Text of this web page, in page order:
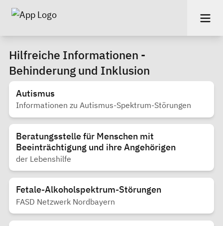
Hilfreiche Informationen -
Behinderung und Inklusion
Autismus
Informationen zu Autismus-Spektrum-Störungen
Beratungsstelle für Menschen mit
Beeinträchtigung und ihre Angehörigen
der Lebenshilfe
Fetale-Alkoholspektrum-Störungen
FASD Netzwerk Nordbayern